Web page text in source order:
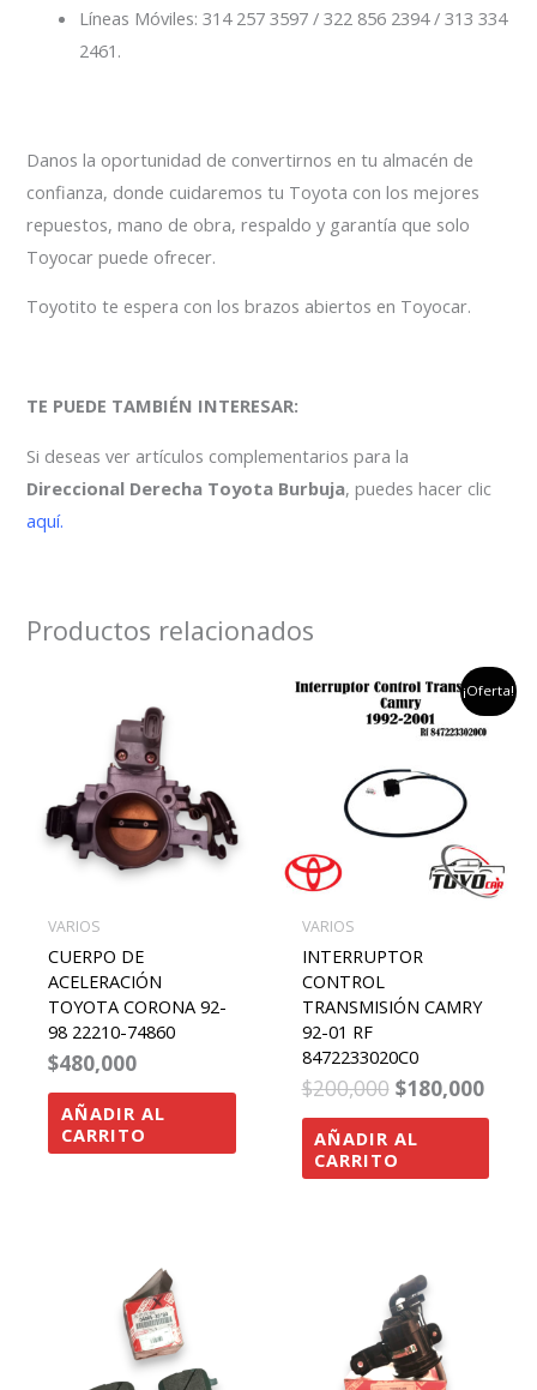
Líneas Móviles: 314 257 3597 / 322 856 2394 / 313 334
2461.
Danos la oportunidad de convertirnos en tu almacén de
confianza, donde cuidaremos tu Toyota con los mejores
repuestos, mano de obra, respaldo y garantía que solo
Toyocar puede ofrecer.
Toyotito te espera con los brazos abiertos en Toyocar.
TE PUEDE TAMBIÉN INTERESAR:
Si deseas ver artículos complementarios para la
Direccional Derecha Toyota Burbuja, puedes hacer clic
aquí.
Productos relacionados
VARIOS
CUERPO DE
ACELERACIÓN
TOYOTA CORONA 92-
98 22210-74860
$480,000
AÑADIR AL
CARRITO
¡Oferta!
VARIOS
INTERRUPTOR
CONTROL
TRANSMISIÓN CAMRY
92-01 RF
8472233020C0
$200,000
el
precio
original
era:
$200,000.
$180,000
el
es:
AÑADIR AL
CARRITO